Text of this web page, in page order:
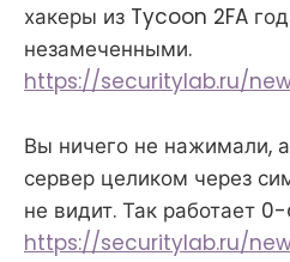
хакеры из Tycoon 2FA
незамеченными.
https://securitylab.ru/
Вы ничего не нажимали,
сервер целиком через
не видит. Так работает
https://securitylab.ru/